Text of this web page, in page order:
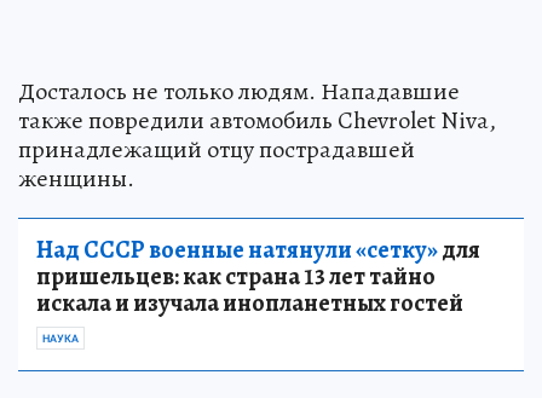
Досталось не только людям. Нападавшие
также повредили автомобиль Chevrolet Niva,
принадлежащий отцу пострадавшей
женщины.
Над СССР военные натянули «сетку»для
пришельцев: как страна 13 лет тайно
искала и изучала инопланетных гостей
НАУКА